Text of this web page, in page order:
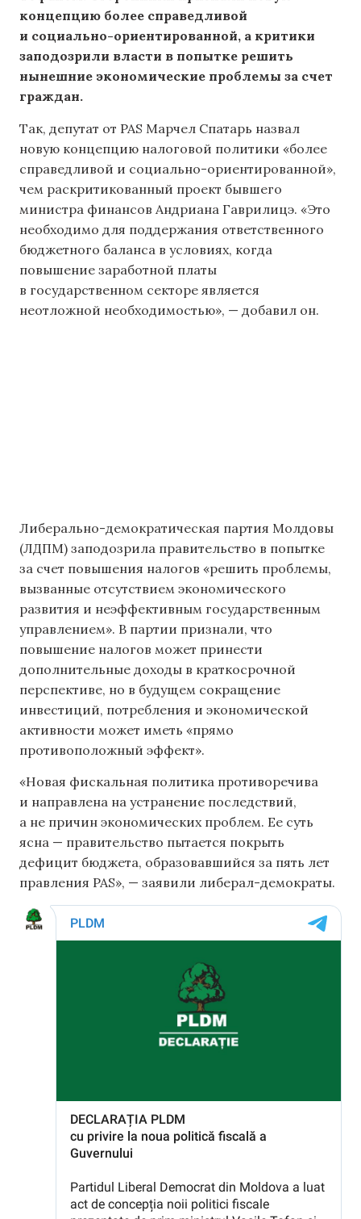
концепцию более справедливой
и социально-ориентированной, а критики
заподозрили власти в попытке решить
нынешние экономические проблемы за счет
граждан.
Так, депутат от PAS Марчел Спатарь назвал
новую концепцию налоговой политики «более
справедливой и социально-ориентированной»,
чем раскритикованный проект бывшего
министра финансов Андриана Гаврилицэ. «Это
необходимо для поддержания ответственного
бюджетного баланса в условиях, когда
повышение заработной платы
в государственном секторе является
неотложной необходимостью», — добавил он.
Либерально-демократическая партия Молдовы
(ЛДПМ) заподозрила правительство в попытке
за счет повышения налогов «решить проблемы,
вызванные отсутствием экономического
развития и неэффективным государственным
управлением». В партии признали, что
повышение налогов может принести
дополнительные доходы в краткосрочной
перспективе, но в будущем сокращение
инвестиций, потребления и экономической
активности может иметь «прямо
противоположный эффект».
«Новая фискальная политика противоречива
и направлена ​​на устранение последствий,
а не причин экономических проблем. Ее суть
ясна — правительство пытается покрыть
дефицит бюджета, образовавшийся за пять лет
правления PAS», — заявили либерал-демократы.